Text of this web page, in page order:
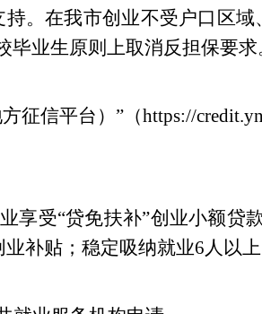
持。在我市创业不受户口区域
业生原则上取消反担保要求
征信平台） ” （https://
享受“贷免扶补”创业小额贷
业补贴；稳定吸纳就业6人以